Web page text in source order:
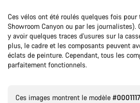
Ces vélos ont été roulés quelques fois pour
Showroom Canyon ou par les
y avoir quelques traces d'usures sur la
plus, le cadre et les composants peuvent
éclats de peinture. Cependant, tous les
parfaitement fonctionnels.
Ces images montrent le modèle
Besoin d’aide ?
Nos experts du service client vous
répondre à vos questions.